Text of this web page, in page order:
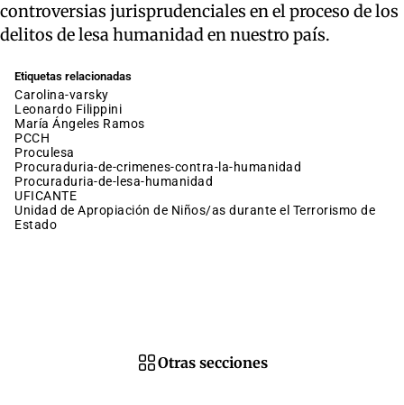
controversias jurisprudenciales en el proceso de los
delitos de lesa humanidad en nuestro país.
Etiquetas relacionadas
carolina-varsky
Leonardo Filippini
María Ángeles Ramos
PCCH
proculesa
procuraduria-de-crimenes-contra-la-humanidad
procuraduria-de-lesa-humanidad
UFICANTE
Unidad de Apropiación de Niños/as durante el Terrorismo de
Estado
Otras secciones